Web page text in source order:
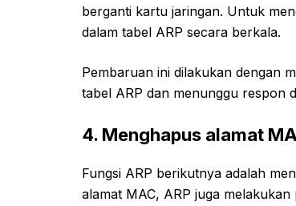
berganti kartu jaringan. Untuk
dalam tabel ARP secara berkala.
Pembaruan ini dilakukan dengan
tabel ARP dan menunggu respon
4. Menghapus alamat
Fungsi ARP berikutnya adalah
alamat MAC, ARP juga